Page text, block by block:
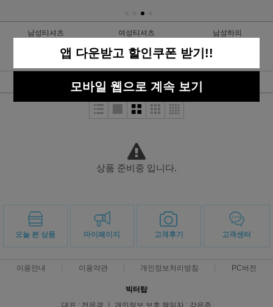
남성티셔츠 여성티셔츠 남성하의
남성자켓
낮은가격 높은가격 판매순위
상품 준비중 입니다.
오늘 본 상품 마이페이지 고객후기 고객센터
이용안내 이용약관 개인정보처리방침 PC버전
빅터탑
대표 : 전은경 ㅣ 개인정보 보호 책임자 : 강은주
앱 다운받고 할인쿠폰 받기!!
모바일 웹으로 계속 보기